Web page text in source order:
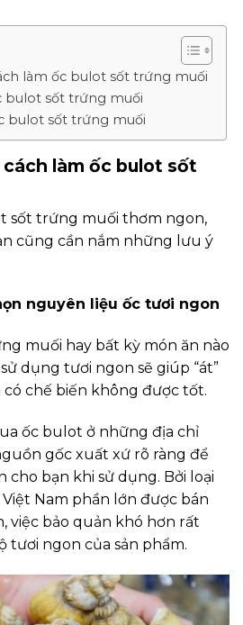
làm ốc bulot sốt trứng muối
bulot sốt trứng muối
bulot sốt trứng muối
làm ốc bulot sốt
sốt trứng muối thơm ngon,
cũng cần nắm những lưu ý
nguyên liệu ốc tươi ngon
muối hay bất kỳ món ăn nào
dụng tươi ngon sẽ giúp “át”
chế biến không được tốt.
ốc bulot ở những địa chỉ
gốc xuất xứ rõ ràng để
cho bạn khi sử dụng. Bởi loại
Nam phần lớn được bán
việc bảo quản khó hơn rất
tươi ngon của sản phẩm.